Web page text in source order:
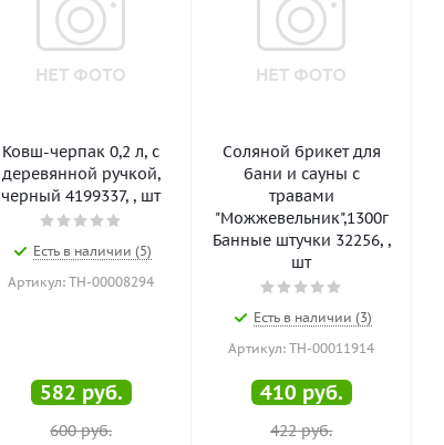
Ковш-черпак 0,2 л, с
деревянной ручкой,
черный 4199337, , шт
Есть в наличии (5)
Артикул: ТН-00008294
582 руб.
600руб.
Соляной брикет для
бани и сауны с
травами
"Можжевельник",1300г
Банные штучки 32256, ,
шт
Есть в наличии (3)
Артикул: ТН-00011914
410 руб.
422руб.